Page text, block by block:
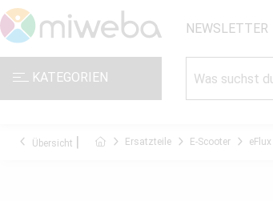
NEWSLETTER
KATEGORIEN
Übersicht Ersatzteile E-Scooter eFlux